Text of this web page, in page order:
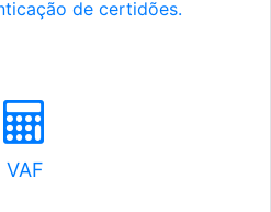
de certidões.
VAF